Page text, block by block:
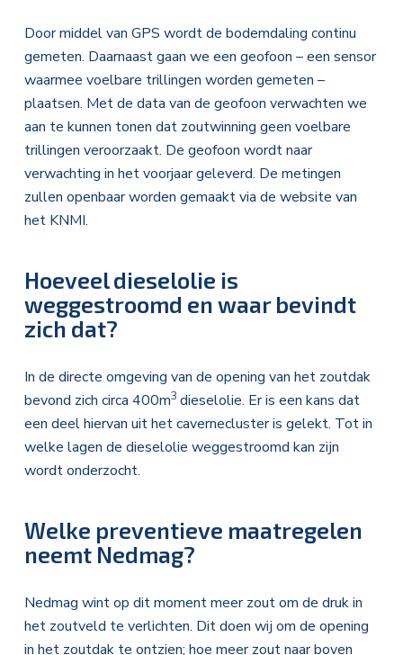
Door middel van GPS wordt de bodemdaling continu
gemeten. Daarnaast gaan we een geofoon – een sensor
waarmee voelbare trillingen worden gemeten –
plaatsen. Met de data van de geofoon verwachten we
aan te kunnen tonen dat zoutwinning geen voelbare
trillingen veroorzaakt. De geofoon wordt naar
verwachting in het voorjaar geleverd. De metingen
zullen openbaar worden gemaakt via de website van
het KNMI.
Hoeveel dieselolie is
weggestroomd en waar bevindt
zich dat?
In de directe omgeving van de opening van het zoutdak
bevond zich circa 400m3 dieselolie. Er is een kans dat
een deel hiervan uit het cavernecluster is gelekt. Tot in
welke lagen de dieselolie weggestroomd kan zijn
wordt onderzocht.
Welke preventieve maatregelen
neemt Nedmag?
Nedmag wint op dit moment meer zout om de druk in
het zoutveld te verlichten. Dit doen wij om de opening
in het zoutdak te ontzien; hoe meer zout naar boven